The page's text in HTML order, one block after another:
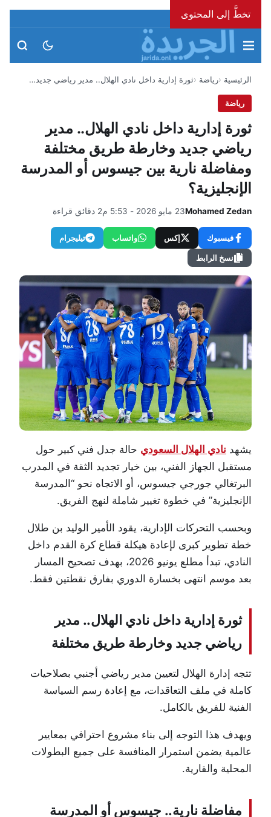
تخطَّ إلى المحتوى
السبت، 8 أغسطس 2026
الرئيسية رياضة ثورة إدارية داخل نادي الهلال.. مدير رياضي جديد…
رياضة
ثورة إدارية داخل نادي الهلال.. مدير
رياضي جديد وخارطة طريق مختلفة
ومفاضلة نارية بين جيسوس أو المدرسة
الإنجليزية؟
Mohamed Zedan23 مايو 2026 - 5:53 م 2 دقائق قراءة
فيسبوك إكس واتساب تيليجرام
نسخ الرابط
يشهد نادي الهلال السعودي حالة جدل فني كبير حول
مستقبل الجهاز الفني، بين خيار تجديد الثقة في المدرب
البرتغالي جورجي جيسوس، أو الاتجاه نحو “المدرسة
الإنجليزية” في خطوة تغيير شاملة لنهج الفريق.
وبحسب التحركات الإدارية، يقود الأمير الوليد بن طلال
خطة تطوير كبرى لإعادة هيكلة قطاع كرة القدم داخل
النادي، تبدأ مطلع يونيو 2026، بهدف تصحيح المسار
بعد موسم انتهى بخسارة الدوري بفارق نقطتين فقط.
ثورة إدارية داخل نادي الهلال.. مدير
رياضي جديد وخارطة طريق مختلفة
تتجه إدارة الهلال لتعيين مدير رياضي أجنبي بصلاحيات
كاملة في ملف التعاقدات، مع إعادة رسم السياسة
الفنية للفريق بالكامل.
ويهدف هذا التوجه إلى بناء مشروع احترافي بمعايير
عالمية يضمن استمرار المنافسة على جميع البطولات
المحلية والقارية.
مفاضلة نارية.. جيسوس أو المدرسة